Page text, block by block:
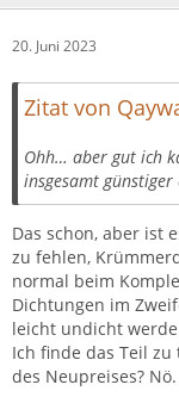
20. Juni 2023
Zitat von
Ohh… aber gut ich
insgesamt
Das schon, aber ist
zu fehlen,
normal beim
Dichtungen im
leicht undicht
Ich finde das Teil
des Neupreises? Nö.